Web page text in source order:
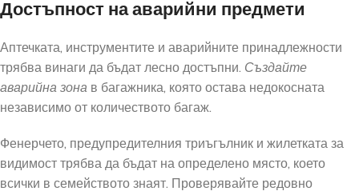
Достъпност на аварийни предмети
Аптечката, инструментите и аварийните принадлежности
трябва винаги да бъдат лесно достъпни. Създайте
аварийна зона в багажника, която остава недокосната
независимо от количеството багаж.
Фенерчето, предупредителния триъгълник и жилетката за
видимост трябва да бъдат на определено място, което
всички в семейството знаят. Проверявайте редовно